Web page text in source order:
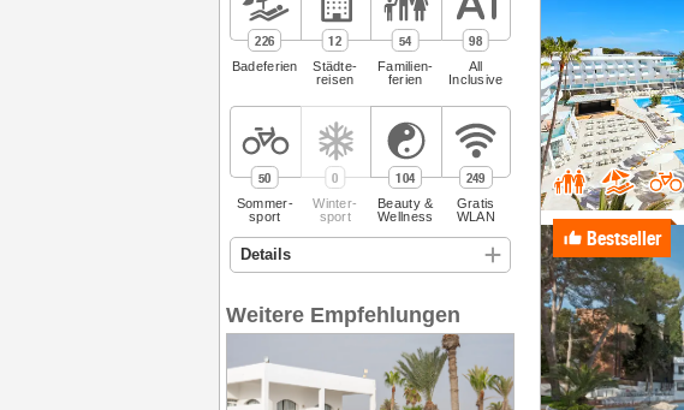
226
Badeferien
12
Städte­
reisen
54
Familien­
ferien
98
All
Inclusive
50
Sommer­
sport
0
Winter­
sport
104
Beauty &
Wellness
249
Gratis
WLAN
Weitere Empfehlungen
Bestseller